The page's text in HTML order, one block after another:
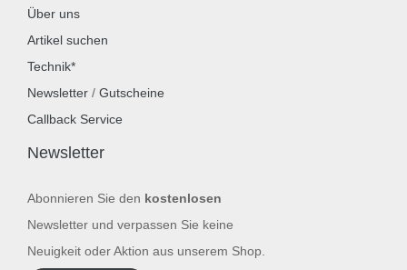
Über uns
Artikel suchen
Technik*
Newsletter / Gutscheine
Callback Service
Newsletter
Abonnieren Sie den kostenlosen
Newsletter und verpassen Sie keine
Neuigkeit oder Aktion aus unserem Shop.